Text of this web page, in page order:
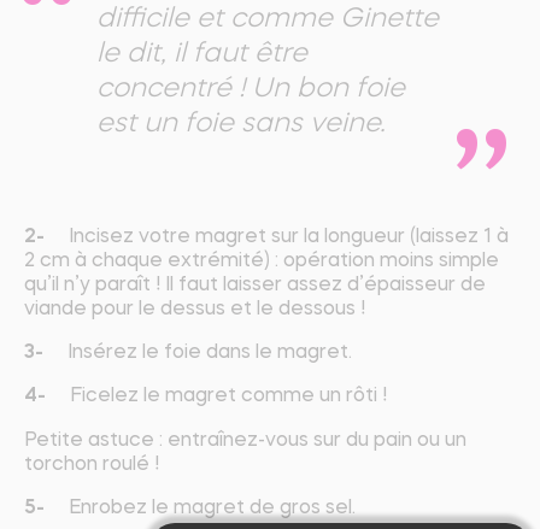
difficile et comme Ginette
le dit, il faut être
concentré ! Un bon foie
est un foie sans veine.
2-
Incisez votre magret sur la longueur (laissez 1 à
2 cm à chaque extrémité) : opération moins simple
qu’il n’y paraît ! Il faut laisser assez d’épaisseur de
viande pour le dessus et le dessous !
3- Insérez le foie dans le magret.
4- Ficelez le magret comme un rôti !
Petite astuce : entraînez-vous sur du pain ou un
torchon roulé !
5- Enrobez le magret de gros sel.